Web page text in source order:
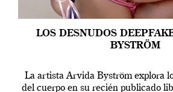
LOS DESNUDOS
BYSTRÖM
La artista Arvida Byström explora
del cuerpo en su recién publicado